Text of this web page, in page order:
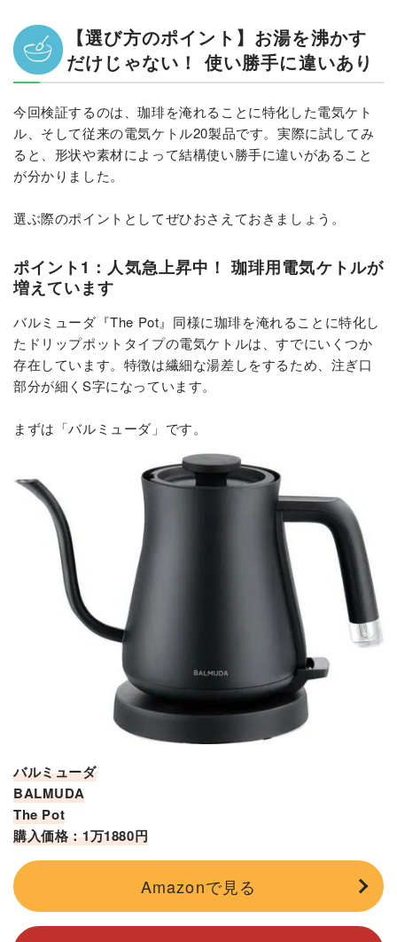
【選び方のポイント】お湯を沸かす
だけじゃない！ 使い勝手に違いあり
今回検証するのは、珈琲を淹れることに特化した電気ケト
ル、そして従来の電気ケトル20製品です。実際に試してみ
ると、形状や素材によって結構使い勝手に違いがあること
が分かりました。
選ぶ際のポイントとしてぜひおさえておきましょう。
ポイント1：人気急上昇中！ 珈琲用電気ケトルが
増えています
バルミューダ『The Pot』同様に珈琲を淹れることに特化し
たドリップポットタイプの電気ケトルは、すでにいくつか
存在しています。特徴は繊細な湯差しをするため、注ぎ口
部分が細くS字になっています。
まずは「バルミューダ」です。
バルミューダ
BALMUDA
The Pot
購入価格：1万1880円
Amazonで見る